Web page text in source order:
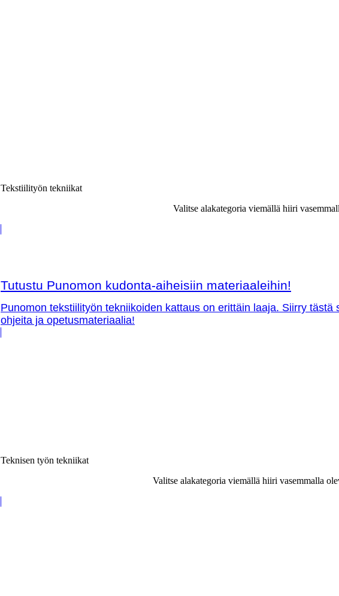
Tekstiilityön tekniikat
Valitse alakategoria viemällä hiiri
Tutustu Punomon kudonta-aiheisiin materiaaleihin!
Punomon tekstiilityön tekniikoiden kattaus on erittäin laaja. Siirry
ohjeita ja opetusmateriaalia!
Teknisen työn tekniikat
Valitse alakategoria viemällä hiiri vasemmalla